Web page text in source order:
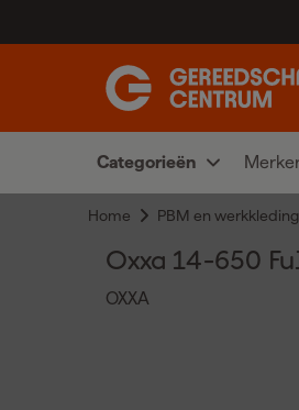
Categorieën
Home PBM en werkkleding
Oxxa 14-650
OXXA